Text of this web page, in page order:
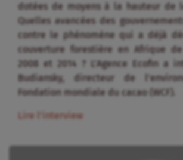
dotées de moyens à la hauteur de
Quelles avancées des
contre le phénomène qui a déjà
couverture forestière en Afrique
2008 et 2014 ? L’Agence Ecofin a
Budiansky, directeur de
Fondation mondiale du cacao (WCF).
Lire l’interview